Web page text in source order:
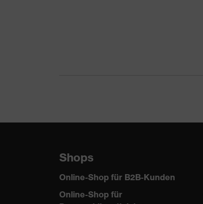
Shops
Online-Shop für B2B-Kunden
Online-Shop für